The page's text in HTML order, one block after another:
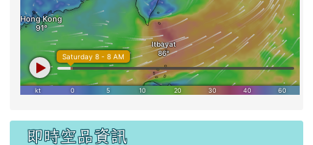
即時空品資訊